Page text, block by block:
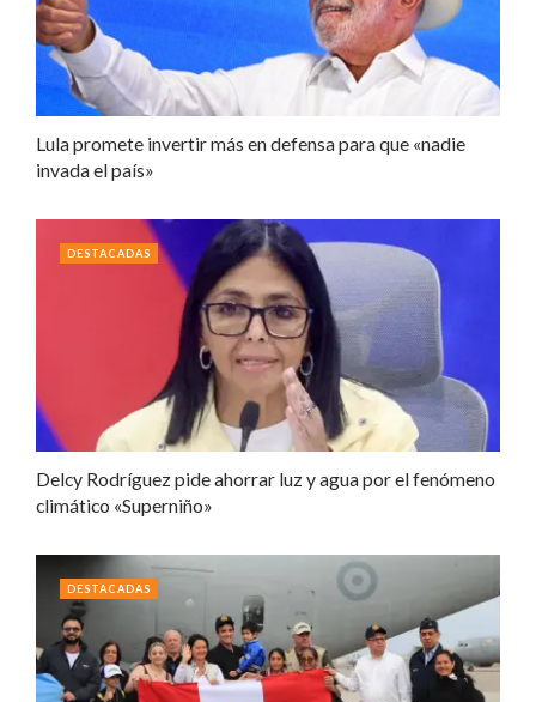
Lula promete invertir más en defensa para que «nadie
invada el país»
Delcy Rodríguez pide ahorrar luz y agua por el fenómeno
climático «Superniño»
DESTACADAS
DESTACADAS